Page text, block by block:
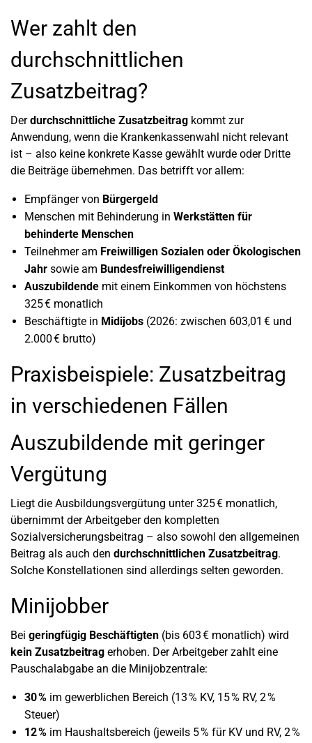
Wer zahlt den
durchschnittlichen
Zusatzbeitrag?
Derdurchschnittliche Zusatzbeitrag kommt zur
Anwendung, wenn die Krankenkassenwahl nicht relevant
ist – also keine konkrete Kasse gewählt wurde oder Dritte
die Beiträge übernehmen. Das betrifft vor allem:
Empfänger von Bürgergeld
Menschen mit Behinderung in Werkstätten für
behinderte Menschen
Teilnehmer am Freiwilligen Sozialen oder Ökologischen
Jahr sowie am Bundesfreiwilligendienst
Auszubildende mit einem Einkommen von höchstens
325 € monatlich
Beschäftigte in Midijobs (2026: zwischen 603,01 € und
2.000 € brutto)
Praxisbeispiele: Zusatzbeitrag
in verschiedenen Fällen
Auszubildende mit geringer
Vergütung
Liegt die Ausbildungsvergütung unter 325 € monatlich,
übernimmt der Arbeitgeber den kompletten
Sozialversicherungsbeitrag – also sowohl den allgemeinen
Beitrag als auch den durchschnittlichen Zusatzbeitrag.
Solche Konstellationen sind allerdings selten geworden.
Minijobber
Bei geringfügig Beschäftigten (bis 603 € monatlich) wird
kein Zusatzbeitrag erhoben. Der Arbeitgeber zahlt eine
Pauschalabgabe an die Minijobzentrale:
30 % im gewerblichen Bereich (13 % KV, 15 % RV, 2 %
Steuer)
12 % im Haushaltsbereich (jeweils 5 % für KV und RV, 2 %